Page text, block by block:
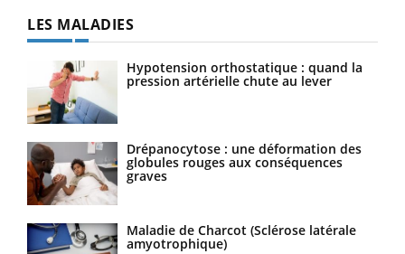
LES MALADIES
Hypotension orthostatique : quand la
pression artérielle chute au lever
Drépanocytose : une déformation des
globules rouges aux conséquences
graves
Maladie de Charcot (Sclérose latérale
amyotrophique)